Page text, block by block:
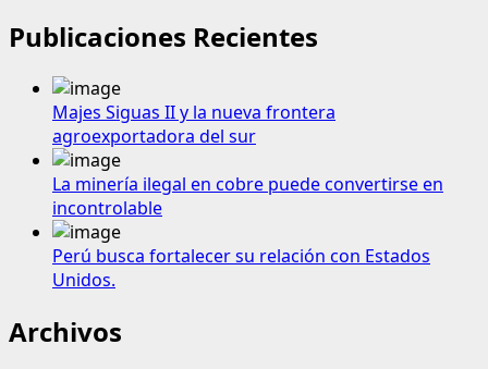
Publicaciones Recientes
Majes Siguas II y la nueva frontera
agroexportadora del sur
La minería ilegal en cobre puede convertirse en
incontrolable
Perú busca fortalecer su relación con Estados
Unidos.
Archivos